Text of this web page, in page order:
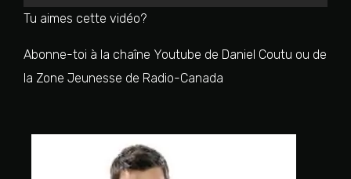
Tu aimes cette vidéo?
Abonne-toi à la chaîne Youtube de Daniel Coutu ou de
la Zone Jeunesse de Radio-Canada